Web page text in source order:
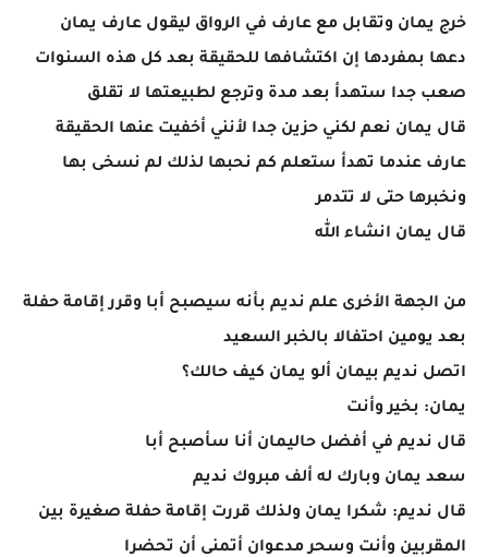
خرج يمان وتقابل مع عارف في الرواق ليقول عارف يمان
دعها بمفردها إن اكتشافها للحقيقة بعد كل هذه السنوات
صعب جدا ستهدأ بعد مدة وترجع لطبيعتها لا تقلق
قال يمان نعم لكني حزين جدا لأنني أخفيت عنها الحقيقة
عارف عندما تهدأ ستعلم كم نحبها لذلك لم نسخى بها
ونخبرها حتى لا تتدمر
قال يمان انشاء الله
من الجهة الأخرى علم نديم بأنه سيصبح أبا وقرر إقامة حفلة
بعد يومين احتفالا بالخبر السعيد
اتصل نديم بيمان ألو يمان كيف حالك؟
يمان: بخير وأنت
قال نديم في أفضل حاليمان أنا سأصبح أبا
سعد يمان وبارك له ألف مبروك نديم
قال نديم: شكرا يمان ولذلك قررت إقامة حفلة صغيرة بين
المقربين وأنت وسحر مدعوان أتمنى أن تحضرا